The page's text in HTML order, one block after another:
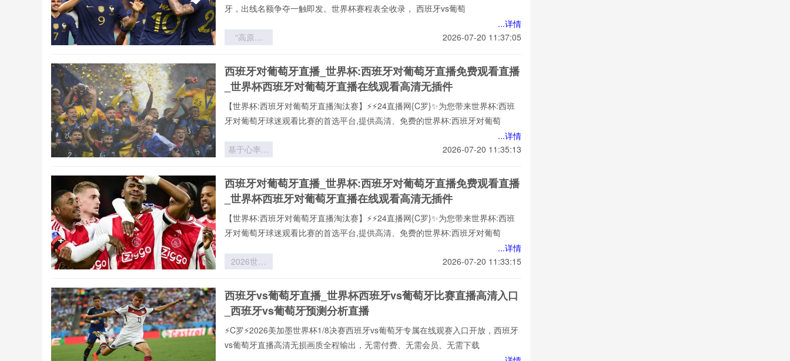
牙，出线名额争夺一触即发。世界杯赛程表全收录， 西班牙vs葡萄
...详情
“高原主
场：非洲世
估的制胜变
量”
2026-07-20 11:37:05
西班牙对葡萄牙直播_世界杯:西班牙对葡萄牙直播免费观看直播
_世界杯西班牙对葡萄牙直播在线观看高清无插件
【世界杯:西班牙对葡萄牙直播淘汰赛】⚡⚡24直播网{C罗}✨为您带来世界杯:西班
牙对葡萄牙球迷观看比赛的首选平台,提供高清、免费的世界杯:西班牙对葡萄
...详情
基于心率变
异性的裁判
动态建模研
究——以
杯为应用场
景
2026-07-20 11:35:13
西班牙对葡萄牙直播_世界杯:西班牙对葡萄牙直播免费观看直播
_世界杯西班牙对葡萄牙直播在线观看高清无插件
【世界杯:西班牙对葡萄牙直播淘汰赛】⚡⚡24直播网{C罗}✨为您带来世界杯:西班
牙对葡萄牙球迷观看比赛的首选平台,提供高清、免费的世界杯:西班牙对葡萄
...详情
2026世界
杯：皮下芯
跑动热区数
据重构全解
2026-07-20 11:33:15
西班牙vs葡萄牙直播_世界杯西班牙vs葡萄牙比赛直播高清入口
_西班牙vs葡萄牙预测分析直播
⚡️C罗⚡️2026美加墨世界杯1/8决赛西班牙vs葡萄牙专属在线观赛入口开放，西班牙
vs葡萄牙直播高清无损画质全程输出，无需付费、无需会员、无需下载